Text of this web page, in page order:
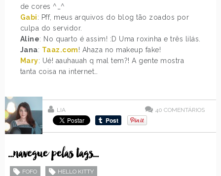
de cores ^_^
Gabi: Pff, meus arquivos do blog tão zoados por
culpa do servidor.
Aline: No quarto é assim! :D Uma roxinha e três lilás.
Jana: Taaz.com! Ahaza no makeup fake!
Mary: Ué! aauhauah q mal tem?! A gente mostra
tanta coisa na internet…
LIA 40 COMENTÁRIOS
...navegue pelas tags...
FOFO HELLO KITTY